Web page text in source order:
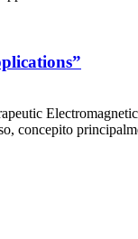
concepito